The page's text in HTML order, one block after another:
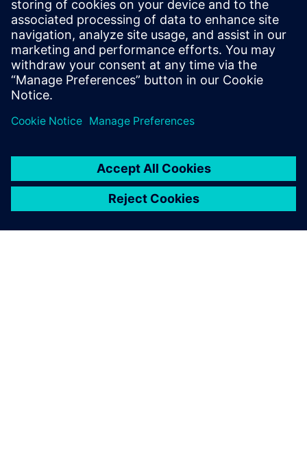
diferentes. Tornou-se a empresa mais avançada, que
pode fabricar todas as peças possíveis com as
melhores tecnologias.